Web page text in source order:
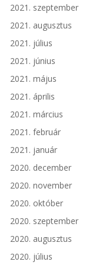
2021. szeptember
2021. augusztus
2021. július
2021. június
2021. május
2021. április
2021. március
2021. február
2021. január
2020. december
2020. november
2020. október
2020. szeptember
2020. augusztus
2020. július